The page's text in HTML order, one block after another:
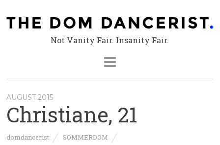
Not Vanity Fair. Insanity Fair.
AUGUST 2015
Christiane, 21
domdancerist SOMMERDOM